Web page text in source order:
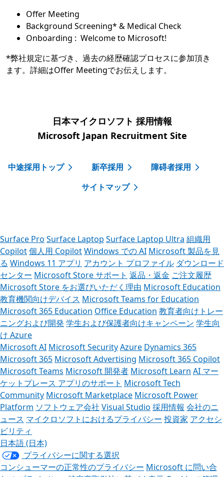
Offer Meeting
Background Screening* & Medical Check
Onboarding : Welcome to Microsoft!
*弊社規定に基づき、過去の経歴確認プロセスに参加頂き
ます。詳細はOffer Meetingでお伝えします。
日本マイクロソフト 採用情報
Microsoft Japan Recruitment Site
中途採用トップ 新卒採用
障碍者採用
サイトマップ
Surface Pro Surface Laptop Surface Laptop Ultra 組織用
Copilot個人用 CopilotWindows での AI Microsoft 製品を見
る Windows 11 アプリ アカウント プロファイル ダウンロード
センター Microsoft Store サポート 返品・返金 ご注文履歴
Microsoft Store をお選びいただく理由 Microsoft Education
教育機関向けデバイス Microsoft Teams for Education
Microsoft 365 Education Office Education 教育者向けトレー
ニングおよび開発 学生および保護者向けキャンペーン 学生向
け Azure
Microsoft AI Microsoft SecurityAzure Dynamics 365
Microsoft 365 Microsoft Advertising Microsoft 365 Copilot
Microsoft Teams Microsoft 開発者 Microsoft Learn AI マー
ケットプレース アプリのサポート Microsoft Tech
Community Microsoft Marketplace Microsoft Power
Platform ソフトウェア会社 Visual Studio 採用情報 会社のニ
ュース マイクロソフトにおけるプライバシー 投資家 アクセシ
ビリティ
日本語 (日本)
プライバシーに関する選択
コンシューマーの正常性のプライバシー Microsoft に問い合